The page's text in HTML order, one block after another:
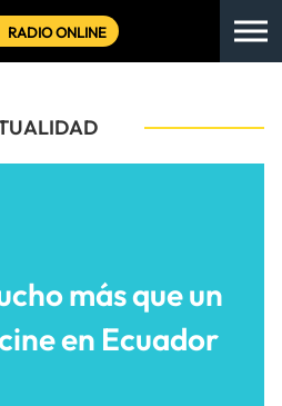
RADIO ONLINE
más que un
en Ecuador